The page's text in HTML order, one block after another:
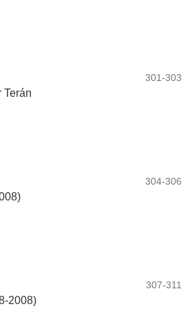
301-303
Terán
304-306
307-311
2008)